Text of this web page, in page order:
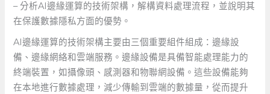
– 分析AI邊緣運算的技術架構，解構資料處理流程，並說明其
在保護數據隱私方面的優勢。
AI邊緣運算的技術架構主要由三個重要組件組成：邊緣設
備、邊緣網絡和雲端服務。邊緣設備是具備智能處理能力的
終端裝置，如攝像頭、感測器和物聯網設備。這些設備能夠
在本地進行數據處理，減少傳輸到雲端的數據量，從而提升